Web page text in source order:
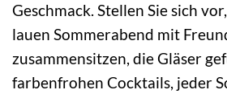
Geschmack. Stellen Sie sich
lauen Sommerabend mit
zusammensitzen, die Gläser
farbenfrohen Cocktails, jeder